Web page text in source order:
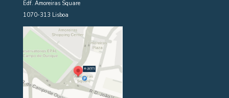
Edf. Amoreiras Square
1070-313 Lisboa